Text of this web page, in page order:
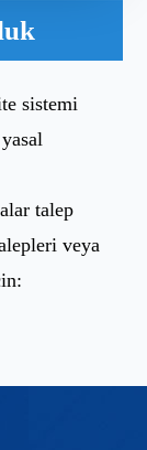
sistemi
talep
veya